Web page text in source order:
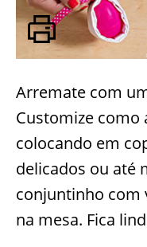
Arremate com
Customize como
colocando em
delicados ou até
conjuntinho com
na mesa. Fica